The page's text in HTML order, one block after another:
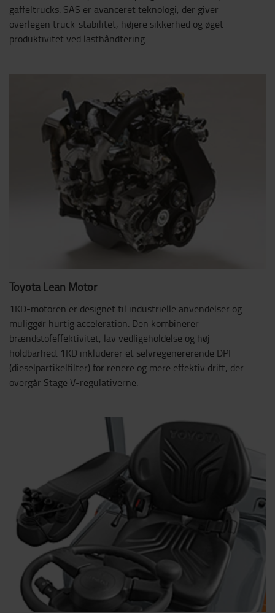
gaffeltrucks. SAS er avanceret teknologi, der giver
overlegen truck-stabilitet, højere sikkerhed og øget
produktivitet ved lasthåndtering.
Toyota Lean Motor
1KD-motoren er designet til industrielle anvendelser og
muliggør hurtig acceleration. Den kombinerer
brændstofeffektivitet, lav vedligeholdelse og høj
holdbarhed. 1KD inkluderer et selvregenererende DPF
(dieselpartikelfilter) for renere og mere effektiv drift, der
overgår Stage V-regulativerne.